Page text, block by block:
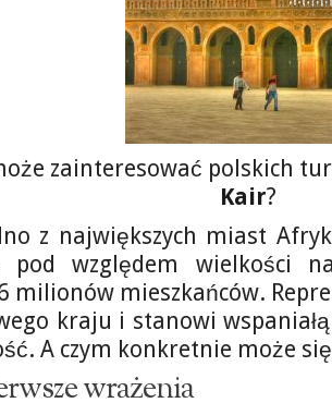
zainteresować polskich
Kair?
z największych miast
pod względem wielkości
milionów mieszkańców.
kraju i stanowi
A czym konkretnie może
wrażenia